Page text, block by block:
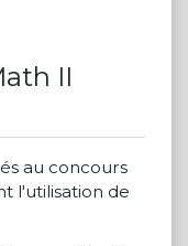
II
au concours
l'utilisation de